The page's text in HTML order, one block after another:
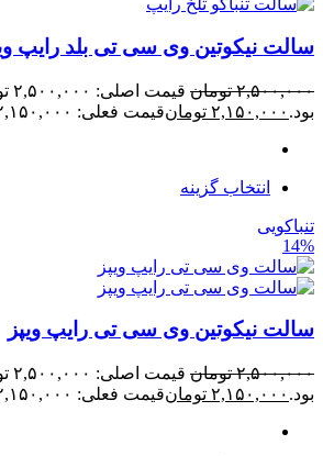
سالت نیکوتین وی سی تی بلد رایپ
۲,۵۰۰,۰۰۰ تومان
بود. ۲,۱۵۰,۰۰۰ تومانقیمت فعلی: ۲,۱۵۰,۰۰۰ تومان.
انتخاب گزینه
تنباکویی
14%
سالت نیکوتین وی سی تی رایپ ویپز
۲,۵۰۰,۰۰۰ تومان
بود. ۲,۱۵۰,۰۰۰ تومانقیمت فعلی: ۲,۱۵۰,۰۰۰ تومان.